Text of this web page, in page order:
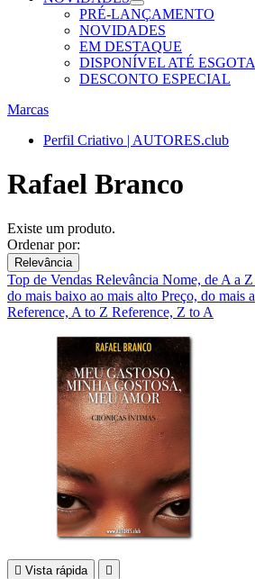
PRÉ-LANÇAMENTO
NOVIDADES
EM DESTAQUE
DISPONÍVEL ATÉ
DESCONTO ESPECIAL
Marcas
Perfil Criativo | AUTORES.club
Rafael Branco
Existe um produto.
Ordenar por:
Relevância
Top de Vendas Relevância Nome, de A a Z
do mais baixo ao mais alto Preço, do mais
Reference, A to Z Reference, Z to A
 Vista rápida 